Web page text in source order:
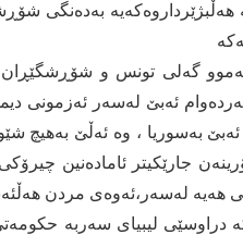
بەدەنگی
گەلی تونس و شۆڕشگێڕان
ئەبێ لەسەر ئەزمونی
بەسوریا ، وە ئەڵێ بەھیچ
جارێکیتر ئامادەنین
ھەیە لەسەر،ئەوەی مردن
دراوسێی لیبیای سەربە